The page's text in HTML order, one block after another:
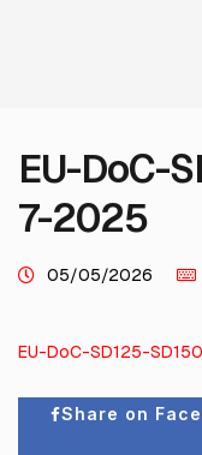
EU-DoC-
7-2025
05/05/2026
EU-DoC-SD125-
Share on